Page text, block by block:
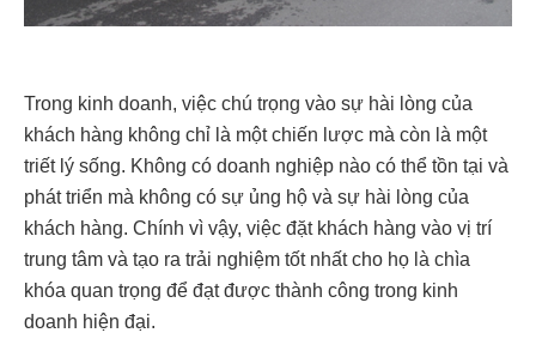
Trong kinh doanh, việc chú trọng vào sự hài lòng của
khách hàng không chỉ là một chiến lược mà còn là một
triết lý sống. Không có doanh nghiệp nào có thể tồn tại và
phát triển mà không có sự ủng hộ và sự hài lòng của
khách hàng. Chính vì vậy, việc đặt khách hàng vào vị trí
trung tâm và tạo ra trải nghiệm tốt nhất cho họ là chìa
khóa quan trọng để đạt được thành công trong kinh
doanh hiện đại.